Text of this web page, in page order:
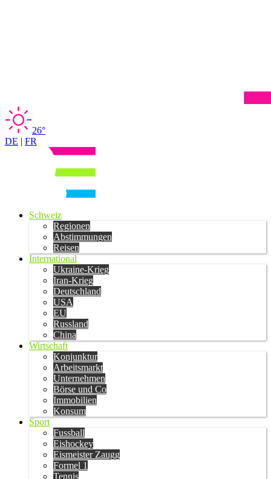
26°
DE | FR
Schweiz
Regionen
Abstimmungen
Reisen
International
Ukraine-Krieg
Iran-Krieg
Deutschland
USA
EU
Russland
China
Wirtschaft
Konjunktur
Arbeitsmarkt
Unternehmen
Börse und Co
Immobilien
Konsum
Sport
Fussball
Eishockey
Eismeister Zaugg
Formel 1
Tennis